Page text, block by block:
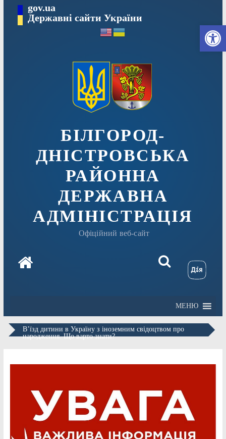
вмісту
gov.ua
Державні сайти України
БІЛГОРОД-
ДНІСТРОВСЬКА
РАЙОННА
ДЕРЖАВНА
АДМІНІСТРАЦІЯ
Офіційний веб-сайт
МЕНЮ
В’їзд дитини в Україну з іноземним свідоцтвом про
народження. Що варто знати?